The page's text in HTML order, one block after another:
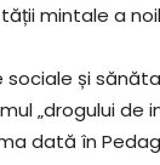
mintale a
sociale și
„drogului de
dată în